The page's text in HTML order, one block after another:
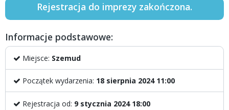
Rejestracja do imprezy zakończona.
Informacje podstawowe:
Miejsce: Szemud
Początek wydarzenia: 18 sierpnia 2024 11:00
Rejestracja od: 9 stycznia 2024 18:00